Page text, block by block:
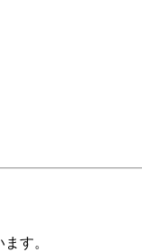
す。